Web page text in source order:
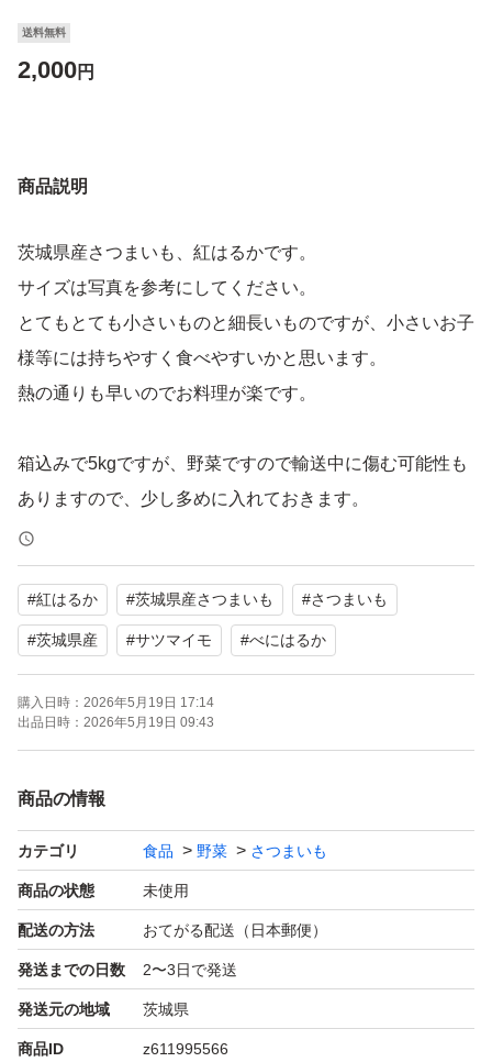
送料無料
2,000円
商品説明
茨城県産さつまいも、紅はるかです。
サイズは写真を参考にしてください。
とてもとても小さいものと細長いものですが、小さいお子
様等には持ちやすく食べやすいかと思います。
熱の通りも早いのでお料理が楽です。
箱込みで5kgですが、野菜ですので輸送中に傷む可能性も
ありますので、少し多めに入れておきます。
写真はイメージです。
野菜ですので色々な形があります
お値下げはしません。
発送は早ければ当日又は翌日になることもあります。
郵便局発送てすので土日祝日は発送しません。
#紅はるか #茨城県産さつまいも #さつまいも
#茨城県産 #サツマイモ #べにはるか
購入日時： 2026年5月19日 17:14
出品日時： 2026年5月19日 09:43
商品の情報
カテゴリ 食品 野菜 さつまいも
商品の状態 未使用
配送の方法 おてがる配送（日本郵便）
発送までの日数 2〜3日で発送
発送元の地域 茨城県
商品ID z611995566